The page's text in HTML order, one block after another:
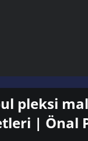
pleksi
| Önal